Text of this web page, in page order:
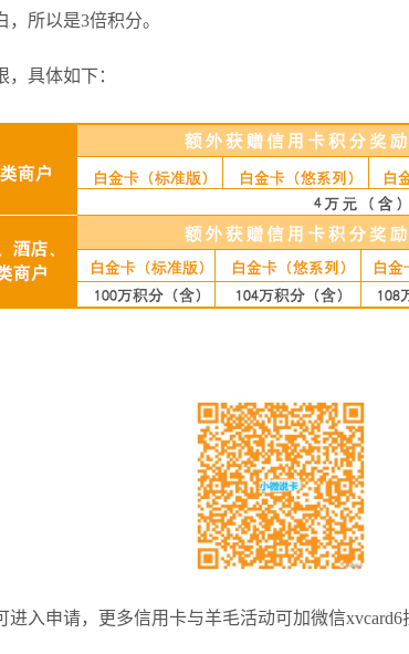
所以是3倍积分。
具体如下：
入申请，更多信用卡与羊毛活动可加微信xvcard6